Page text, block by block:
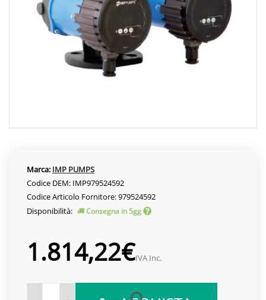
Marca: IMP PUMPS
Codice DEM: IMP979524592
Codice Articolo Fornitore: 979524592
Disponibilità:
Consegna in 5gg
1.814,22€IVA Inc.